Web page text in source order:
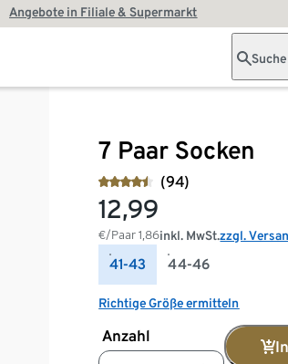
Angebote in Filiale & Supermarkt
Suche
7 Paar Socken
(94)
12,99
€/Paar1,86inkl. MwSt.zzgl.
41-43 44-46
Richtige Größe ermitteln
Anzahl